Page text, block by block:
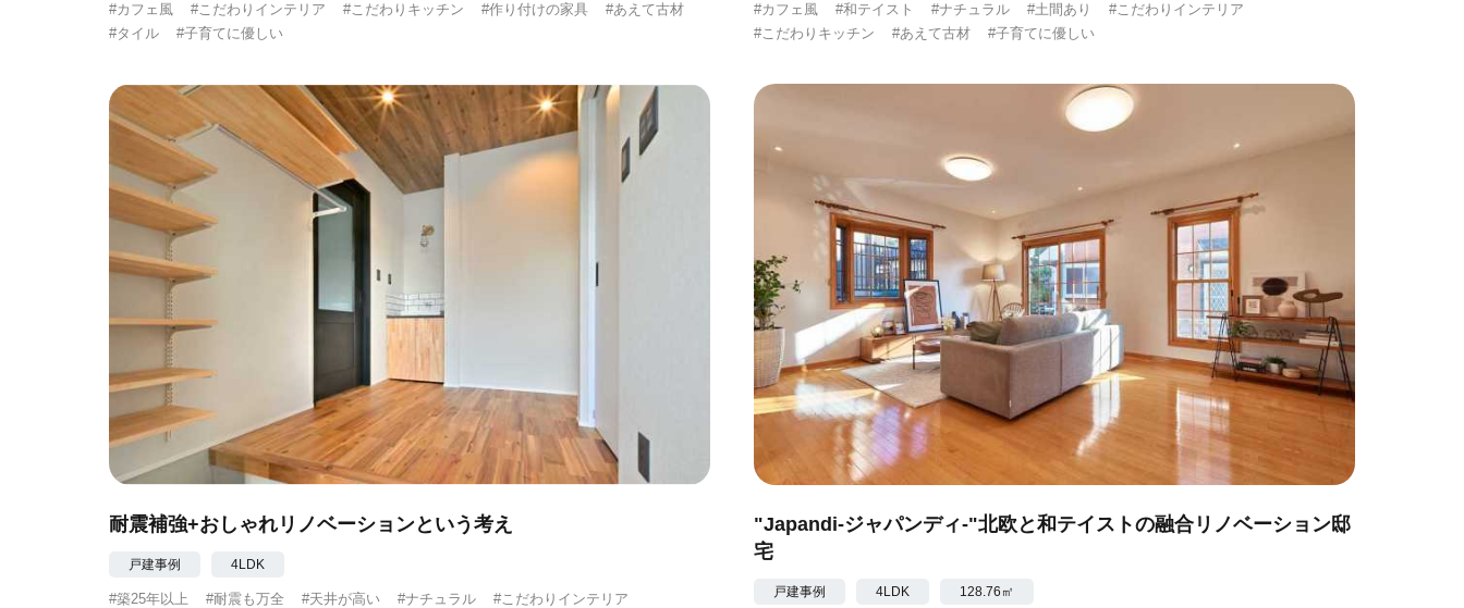
#カフェ風 #こだわりインテリア #こだわりキッチン #作り付けの家具
#あえて古材
#タイル
#子育てに優しい
#カフェ風 #和テイスト #ナチュラル #土間あり
#こだわりインテリア
#こだわりキッチン
#あえて古材 #子育てに優しい
耐震補強+おしゃれリノベーションという考え
戸建事例 4LDK
#築25年以上 #耐震も万全 #天井が高い #ナチュラル
#こだわりインテリア
"Japandi-ジャパンディ-"北欧と和テイストの融合リノベーション邸
宅
戸建事例 4LDK 128.76㎡